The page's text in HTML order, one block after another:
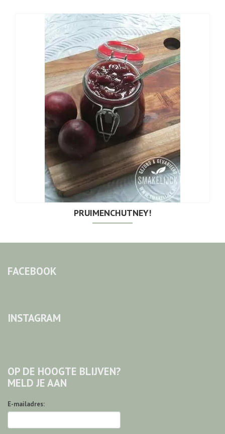
PRUIMENCHUTNEY!
FACEBOOK
INSTAGRAM
OP DE HOOGTE BLIJVEN?
MELD JE AAN
E-mailadres: